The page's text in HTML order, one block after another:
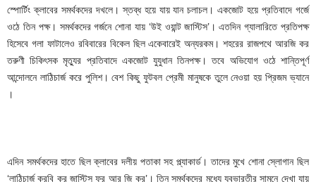
স্পোর্টিং ক্লাবের সমর্থকদের দখলে। স্তব্ধ হয়ে যায় যান চলাচল। একজোট হয়ে প্রতিবাদে গর্জে
ওঠে তিন পক্ষ। সমর্থকদের গর্জনে শোনা যায় ‘উই ওয়ান্ট জাস্টিস’। এতদিন গ্যালারিতে প্রতিপক্ষ
হিসেবে গলা ফাটালেও রবিবারের বিকেল ছিল একেবারেই অন্যরকম। শহরের রাজপথে আরজি কর
তরুণী চিকিৎসক মৃত্যুর প্রতিবাদে একজোট যুযুধান তিনপক্ষ। তবে অভিযোগ ওঠে শান্তিপূর্ণ
আন্দোলনে লাঠিচার্জ করে পুলিশ। বেশ কিছু ফুটবল প্রেমী মানুষকে তুলে নেওয়া হয় প্রিজম ভ্যানে
।
এদিন সমর্থকদের হাতে ছিল ক্লাবের দলীয় পতাকা সহ প্ল্যাকার্ড। তাদের মুখে শোনা স্লোগান ছিল
‘লাঠিচার্জ করবি কর জাস্টিস ফর আর জি কর’। তিন সমর্থকদের মধ্যে যুবভারতীর সামনে দেখা যায়